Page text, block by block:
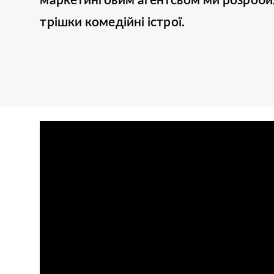
трішки комедійні істрої.